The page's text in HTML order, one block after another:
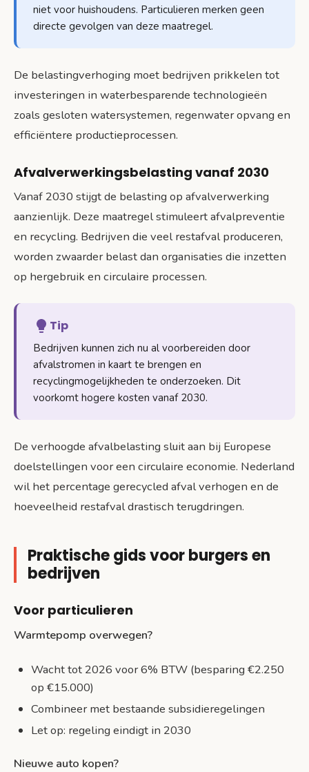
niet voor huishoudens. Particulieren merken geen
directe gevolgen van deze maatregel.
De belastingverhoging moet bedrijven prikkelen tot
investeringen in waterbesparende technologieën
zoals gesloten watersystemen, regenwater opvang en
efficiëntere productieprocessen.
Afvalverwerkingsbelasting vanaf 2030
Vanaf 2030 stijgt de belasting op afvalverwerking
aanzienlijk. Deze maatregel stimuleert afvalpreventie
en recycling. Bedrijven die veel restafval produceren,
worden zwaarder belast dan organisaties die inzetten
op hergebruik en circulaire processen.
Tip
Bedrijven kunnen zich nu al voorbereiden door
afvalstromen in kaart te brengen en
recyclingmogelijkheden te onderzoeken. Dit
voorkomt hogere kosten vanaf 2030.
De verhoogde afvalbelasting sluit aan bij Europese
doelstellingen voor een circulaire economie. Nederland
wil het percentage gerecycled afval verhogen en de
hoeveelheid restafval drastisch terugdringen.
Praktische gids voor burgers en
bedrijven
Voor particulieren
Warmtepomp overwegen?
Wacht tot 2026 voor 6% BTW (besparing €2.250
op €15.000)
Combineer met bestaande subsidieregelingen
Let op: regeling eindigt in 2030
Nieuwe auto kopen?